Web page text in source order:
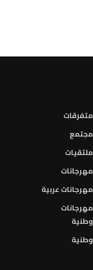
متفرقات
مجتمع
ملتقيات
مهرجانات
مهرجانات عربية
مهرجانات
وطنية
وطنية